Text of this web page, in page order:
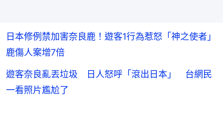
日本修例禁加害奈良鹿！遊客1行為惹怒「神之使者」
鹿傷人案增7倍
遊客奈良亂丟垃圾 日人怒呼「滾出日本」 台網民
一看照片尷尬了